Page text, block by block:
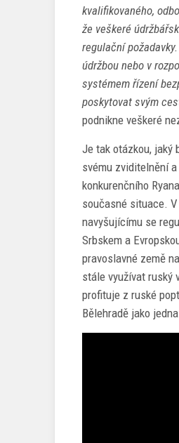
kvalifikovaného,
že veškeré
regulační
údržbou nebo v
systémem řízení
poskytovat svým
podnikne veškeré
Je tak otázkou, jaký
svému zviditelnění
konkurenčního
současné situace.
navyšujícímu se
Srbskem a
pravoslavné země
stále využívat ruský
profituje z ruské
Bělehradě jako